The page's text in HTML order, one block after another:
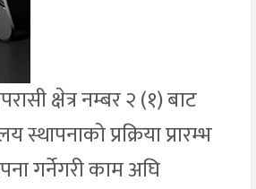
क्षेत्र नम्बर २ (१) बाट
प्रक्रिया प्रारम्भ
गर्नेगरी काम अघि